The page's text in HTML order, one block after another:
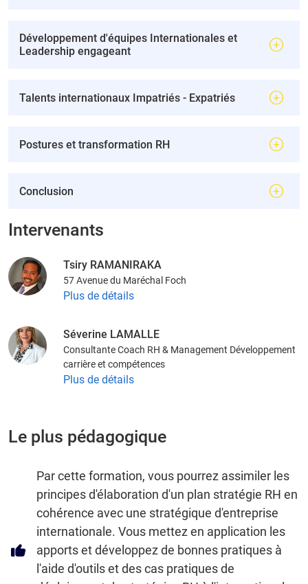
Développement d'équipes Internationales et
Leadership engageant
Talents internationaux Impatriés - Expatriés
Postures et transformation RH
Conclusion
Intervenants
Tsiry RAMANIRAKA
57 Avenue du Maréchal Foch
Plus de détails
Séverine LAMALLE
Consultante Coach RH & Management Développement
carrière et compétences
Plus de détails
Le plus pédagogique
Par cette formation, vous pourrez assimiler les
principes d'élaboration d'un plan stratégie RH en
cohérence avec une stratégique d'entreprise
internationale. Vous mettez en application les
apports et développez de bonnes pratiques à
l'aide d'outils et des cas pratiques de